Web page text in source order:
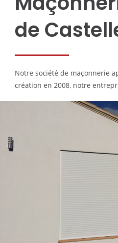
de
Notre société de maçonnerie
création en 2008, notre